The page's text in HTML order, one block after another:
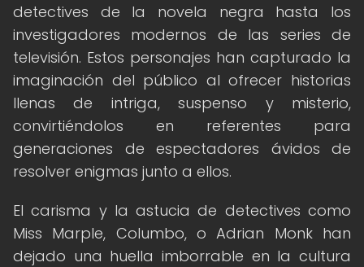
detectives de la novela negra hasta los
investigadores modernos de las series de
televisión. Estos personajes han capturado la
imaginación del público al ofrecer historias
llenas de intriga, suspenso y misterio,
convirtiéndolos en referentes para
generaciones de espectadores ávidos de
resolver enigmas junto a ellos.
El carisma y la astucia de detectives como
Miss Marple, Columbo, o Adrian Monk han
dejado una huella imborrable en la cultura